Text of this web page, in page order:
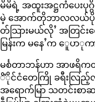
မိမိရဲ့ အထူးအဋ္ဌကံပေးပု
မဲ့ အောက်တိုဘာလလယ်ပိုင်
တ်သြားမယ်လိုႛ အတြင်းရ
မြန်းက မနေႛက ေူပာုက
မင်္စတာဘန်ဟာ အာဖရိ
င်ငံတေကြို ခရီးလြည့်လ
အရောက်မြာ သတင်းစာ